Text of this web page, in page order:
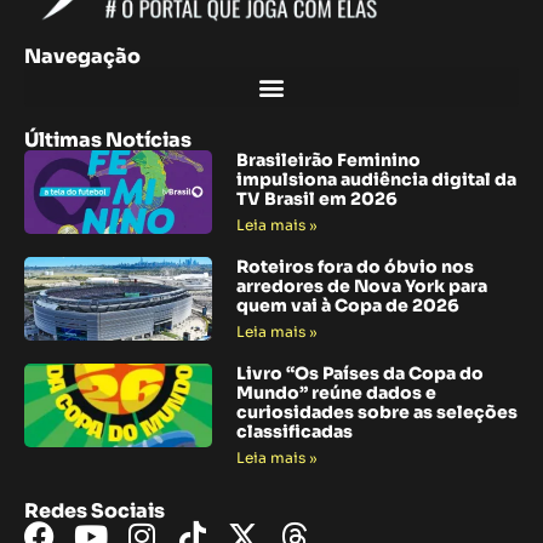
Navegação
Últimas Notícias
Brasileirão Feminino
impulsiona audiência digital da
TV Brasil em 2026
Leia mais »
Roteiros fora do óbvio nos
arredores de Nova York para
quem vai à Copa de 2026
Leia mais »
Livro “Os Países da Copa do
Mundo” reúne dados e
curiosidades sobre as seleções
classificadas
Leia mais »
Redes Sociais